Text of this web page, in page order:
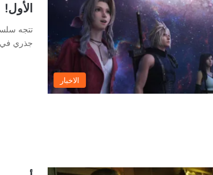
الاخبار
الأول!
تتجه
جذري في